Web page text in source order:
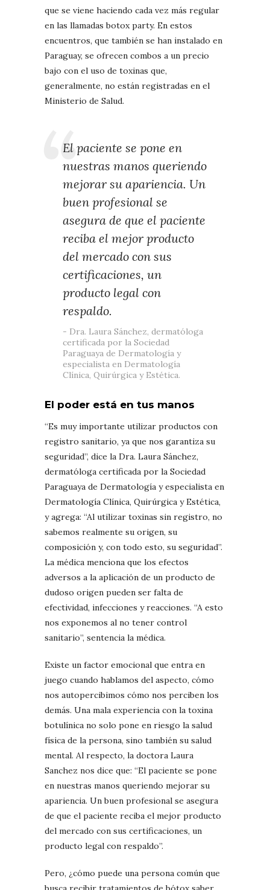
que se viene haciendo cada vez más regular
en las llamadas botox party. En estos
encuentros, que también se han instalado en
Paraguay, se ofrecen combos a un precio
bajo con el uso de toxinas que,
generalmente, no están registradas en el
Ministerio de Salud.
El paciente se pone en
nuestras manos queriendo
mejorar su apariencia. Un
buen profesional se
asegura de que el paciente
reciba el mejor producto
del mercado con sus
certificaciones, un
producto legal con
respaldo.
Dra. Laura Sánchez, dermatóloga
certificada por la Sociedad
Paraguaya de Dermatología y
especialista en Dermatología
Clínica, Quirúrgica y Estética.
El poder está en tus manos
“Es muy importante utilizar productos con
registro sanitario, ya que nos garantiza su
seguridad”, dice la Dra. Laura Sánchez,
dermatóloga certificada por la Sociedad
Paraguaya de Dermatología y especialista en
Dermatología Clínica, Quirúrgica y Estética,
y agrega: “Al utilizar toxinas sin registro, no
sabemos realmente su origen, su
composición y, con todo esto, su seguridad”.
La médica menciona que los efectos
adversos a la aplicación de un producto de
dudoso origen pueden ser falta de
efectividad, infecciones y reacciones. “A esto
nos exponemos al no tener control
sanitario”, sentencia la médica.
Existe un factor emocional que entra en
juego cuando hablamos del aspecto, cómo
nos autopercibimos cómo nos perciben los
demás. Una mala experiencia con la toxina
botulínica no solo pone en riesgo la salud
física de la persona, sino también su salud
mental. Al respecto, la doctora Laura
Sanchez nos dice que: “El paciente se pone
en nuestras manos queriendo mejorar su
apariencia. Un buen profesional se asegura
de que el paciente reciba el mejor producto
del mercado con sus certificaciones, un
producto legal con respaldo”.
Pero, ¿cómo puede una persona común que